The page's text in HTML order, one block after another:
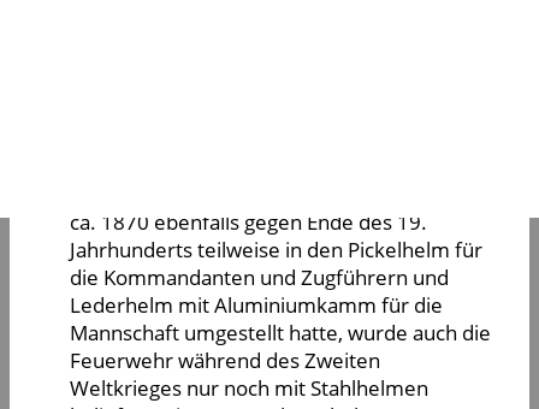
ca. 1870 ebenfalls gegen Ende des 19.
Jahrhunderts teilweise in den Pickelhelm für
die Kommandanten und Zugführern und
Lederhelm mit Aluminiumkamm für die
Mannschaft umgestellt hatte, wurde auch die
Feuerwehr während des Zweiten
Weltkrieges nur noch mit Stahlhelmen